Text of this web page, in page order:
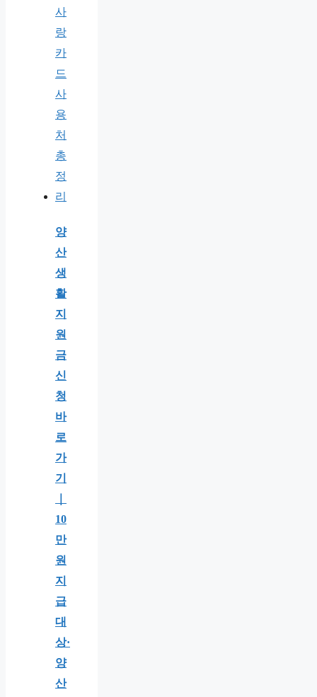
양
산
생
활
지
원
금
신
청
바
로
가
기
10
만
원
지
급
대
상·
양
산